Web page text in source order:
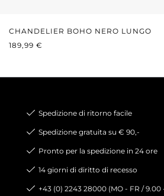
CHANDELIER BOHO NERO LUNGO
PREZZO NORMALE:
189,99 €
Spedizione di ritorno facile
Spedizione gratuita su € 90,-
Pronto per la spedizione in 24 ore
14 giorni di diritto di recesso
+43 (0) 2243 28000 (MO - FR / 9.00